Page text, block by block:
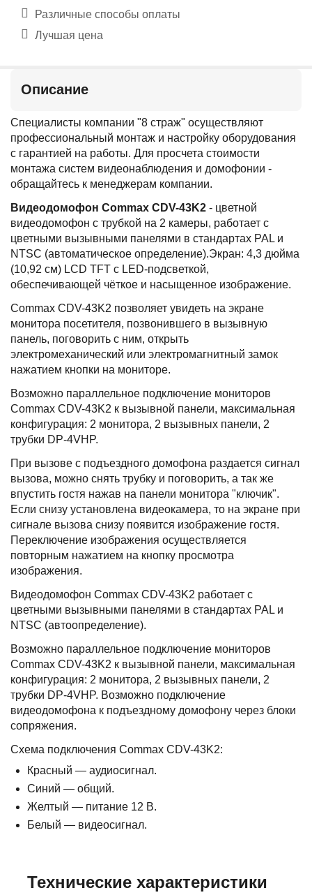
Различные способы оплаты
Лучшая цена
Описание
Специалисты компании "8 страж" осуществляют
профессиональный монтаж и настройку оборудования
с гарантией на работы. Для просчета стоимости
монтажа систем видеонаблюдения и домофонии -
обращайтесь к менеджерам компании.
Видеодомофон Commax CDV-43K2 - цветной
видеодомофон с трубкой на 2 камеры, работает с
цветными вызывными панелями в стандартах PAL и
NTSC (автоматическое определение).Экран: 4,3 дюйма
(10,92 см) LCD TFT с LED-подсветкой,
обеспечивающей чёткое и насыщенное изображение.
Commax CDV-43K2 позволяет увидеть на экране
монитора посетителя, позвонившего в вызывную
панель, поговорить с ним, открыть
электромеханический или электромагнитный замок
нажатием кнопки на мониторе.
Возможно параллельное подключение мониторов
Commax CDV-43K2 к вызывной панели, максимальная
конфигурация: 2 монитора, 2 вызывных панели, 2
трубки DP-4VHP.
При вызове с подъездного домофона раздается сигнал
вызова, можно снять трубку и поговорить, а так же
впустить гостя нажав на панели монитора "ключик".
Если снизу установлена видеокамера, то на экране при
сигнале вызова снизу появится изображение гостя.
Переключение изображения осуществляется
повторным нажатием на кнопку просмотра
изображения.
Видеодомофон Commax CDV-43K2 работает с
цветными вызывными панелями в стандартах PAL и
NTSC (автоопределение).
Возможно параллельное подключение мониторов
Commax CDV-43K2 к вызывной панели, максимальная
конфигурация: 2 монитора, 2 вызывных панели, 2
трубки DP-4VHP. Возможно подключение
видеодомофона к подъездному домофону через блоки
сопряжения.
Схема подключения Commax CDV-43K2:
Красный — аудиосигнал.
Синий — общий.
Желтый — питание 12 В.
Белый — видеосигнал.
Технические характеристики